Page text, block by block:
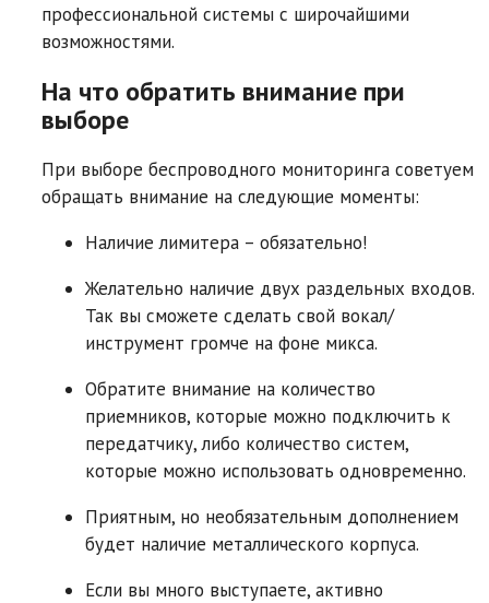
профессиональной системы с широчайшими
возможностями.
На что обратить внимание при
выборе
При выборе беспроводного мониторинга советуем
обращать внимание на следующие моменты:
Наличие лимитера – обязательно!
Желательно наличие двух раздельных входов.
Так вы сможете сделать свой вокал/
инструмент громче на фоне микса.
Обратите внимание на количество
приемников, которые можно подключить к
передатчику, либо количество систем,
которые можно использовать одновременно.
Приятным, но необязательным дополнением
будет наличие металлического корпуса.
Если вы много выступаете, активно